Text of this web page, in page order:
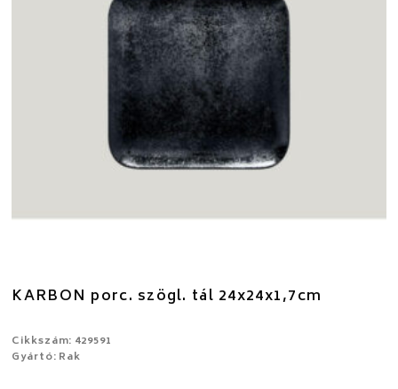
KARBON porc. szögl. tál 24x24x1,7cm
Cikkszám: 429591
Gyártó: Rak